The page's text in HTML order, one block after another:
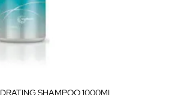
SHAMPOO 1000ML